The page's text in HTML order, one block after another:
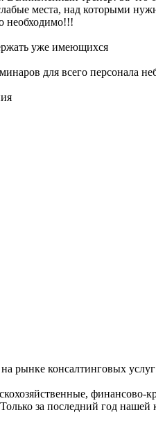
места, над которыми
необходимо!!!
уже имеющихся
для всего
на рынке консалтинговых
финансово-
за последний год